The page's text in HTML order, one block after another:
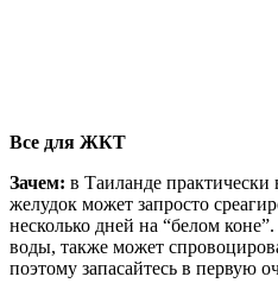
Все для ЖКТ
Зачем: в Таиланде практически
желудок может запросто
несколько дней на “белом
воды, также может
поэтому запасайтесь в первую